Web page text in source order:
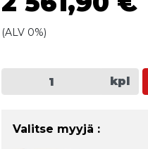
(ALV 0%)
kpl
Valitse myyjä :